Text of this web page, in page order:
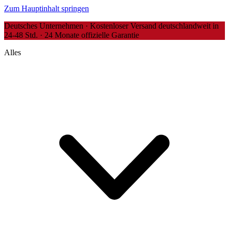
Zum Hauptinhalt springen
Deutsches Unternehmen · Kostenloser Versand deutschlandweit in
24-48 Std. · 24 Monate offizielle Garantie
Alles